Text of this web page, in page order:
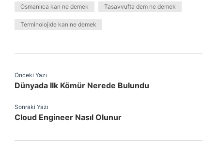
Osmanlıca kan ne demek Tasavvufta dem ne demek
Terminolojide kan ne demek
Önceki Yazı
Dünyada Ilk Kömür Nerede Bulundu
Sonraki Yazı
Cloud Engineer Nasıl Olunur